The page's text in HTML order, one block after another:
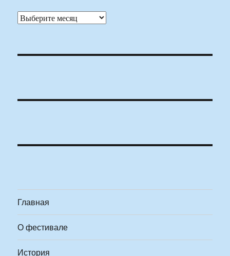
Архивы
Главная
О фестивале
История